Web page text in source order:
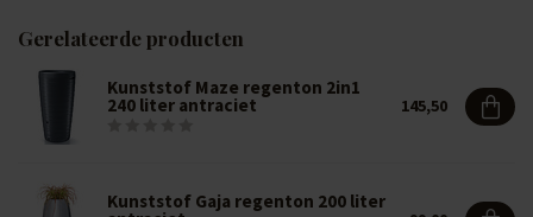
Gerelateerde producten
Kunststof Maze regenton 2in1
240 liter antraciet 145,50
Kunststof Gaja regenton 200 liter